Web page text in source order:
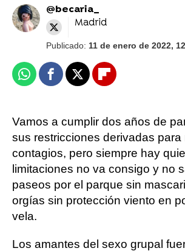
@becaria_
Madrid
Publicado: 11 de enero de 2022,
WhatsappFacebook
X Flipboard
Vamos a cumplir dos años de
sus restricciones derivadas para
contagios, pero siempre hay
limitaciones no va consigo y no
paseos por el parque sin
orgías sin protección viento en
vela.
Los amantes del sexo grupal